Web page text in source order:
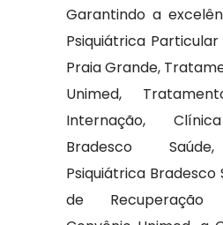
Garantindo a
Psiquiátrica
Praia Grande,
Unimed,
Internação,
Bradesco
Psiquiátrica Bradesco
de